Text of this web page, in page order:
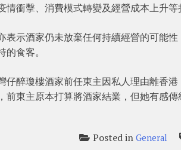
情衝擊、消費模式轉變及經營成本上升
表示酒家仍未放棄任何持續經營的可能
食客。
仔醉瓊樓酒家前任東主因私人理由離香
前東主原本打算將酒家結業，但她有感
Posted inGeneral